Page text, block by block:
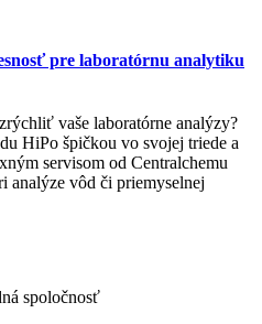
pre laboratórnu analytiku
vaše laboratórne analýzy?
HiPo špičkou vo svojej triede a
servisom od Centralchemu
analýze vôd či priemyselnej
spoločnosť